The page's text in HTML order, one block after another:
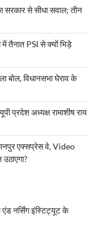
सरकार से सीधा सवाल; तीन
में तैनात PSI से क्यों भिड़े
बोल, विधानसभा घेराव के
प्रदेश अध्यक्ष रामाशीष राय
एक्सप्रेस वे, Video
नर्सिंग इंस्टिट्यूट के